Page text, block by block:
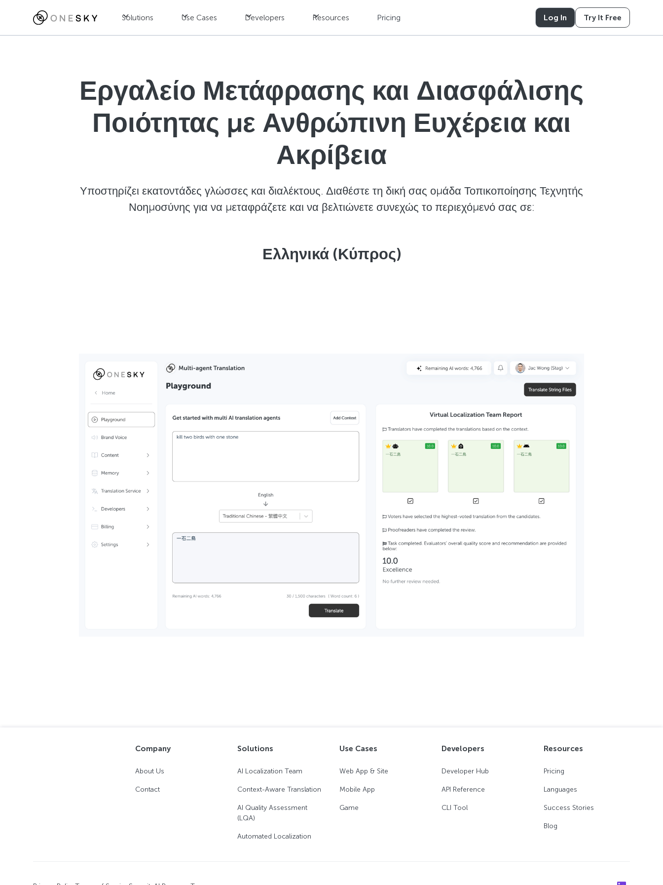
Solutions Use Cases Developers Resources Pricing Log In Try It Free
Εργαλείο Μετάφρασης και Διασφάλισης
Ποιότητας με Ανθρώπινη Ευχέρεια και
Ακρίβεια
Υποστηρίζει εκατοντάδες γλώσσες και διαλέκτους. Διαθέστε τη δική σας ομάδα Τοπικοποίησης Τεχνητής
Νοημοσύνης για να μεταφράζετε και να βελτιώνετε συνεχώς το περιεχόμενό σας σε:
Ελληνικά (Κύπρος)
Company
About Us
Contact
Solutions
AI Localization Team
Context-Aware Translation
AI Quality Assessment
(LQA)
Automated Localization
Use Cases
Web App & Site
Mobile App
Game
Developers
Developer Hub
API Reference
CLI Tool
Resources
Pricing
Languages
Success Stories
Blog